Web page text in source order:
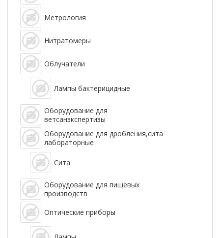
Метрология
Нитратомеры
Облучатели
Лампы бактерицидные
Оборудование для
ветсанэкспертизы
Оборудование для дробления,сита
лабораторные
Сита
Оборудование для пищевых
производств
Оптические приборы